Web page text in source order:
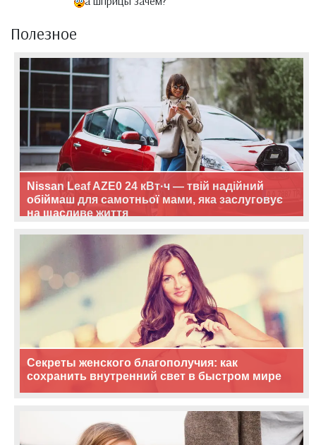
Полезное
Nissan Leaf AZE0 24 кВт·ч — твій надійний
обіймаш для самотньої мами, яка заслуговує
на щасливе життя
Секреты женского благополучия: как
сохранить внутренний свет в быстром мире